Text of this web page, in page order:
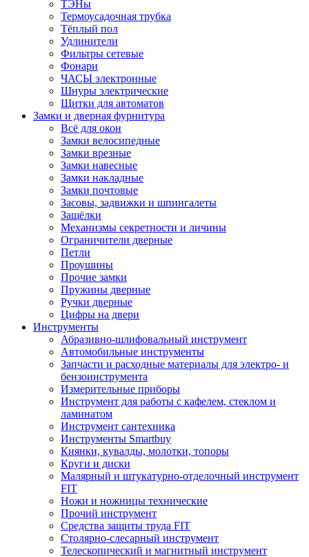
ТЭНы
Термоусадочная трубка
Тёплый пол
Удлинители
Фильтры сетевые
Фонари
ЧАСЫ электронные
Шнуры электрические
Щитки для автоматов
Замки и дверная фурнитура
Всё для окон
Замки велосипедные
Замки врезные
Замки навесные
Замки накладные
Замки почтовые
Засовы, задвижки и шпингалеты
Защёлки
Механизмы секретности и личины
Ограничители дверные
Петли
Проушины
Прочие замки
Пружины дверные
Ручки дверные
Цифры на двери
Инструменты
Абразивно-шлифовальный инструмент
Автомобильные инструменты
Запчасти и расходные материалы для электро- и
бензоинструмента
Измерительные приборы
Инструмент для работы с кафелем, стеклом и
ламинатом
Инструмент сантехника
Инструменты Smartbuy
Киянки, кувалды, молотки, топоры
Круги и диски
Малярный и штукатурно-отделочный инструмент
FIT
Ножи и ножницы технические
Прочий инструмент
Средства защиты труда FIT
Столярно-слесарный инструмент
Телескопический и магнитный инструмент